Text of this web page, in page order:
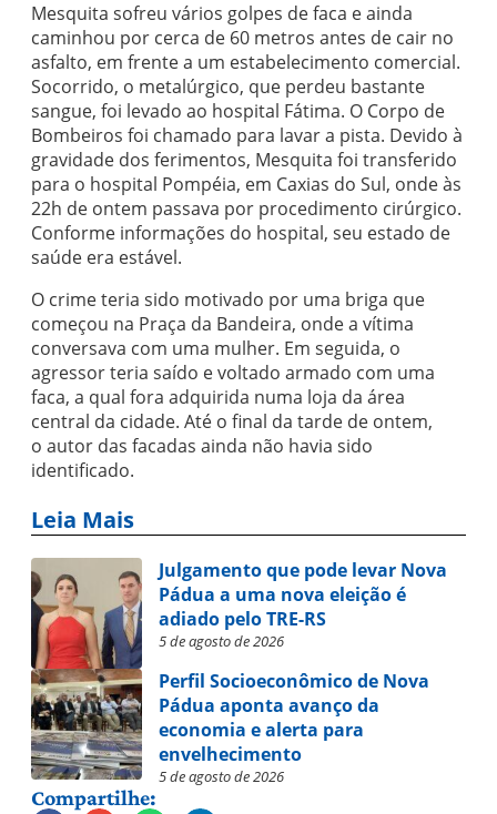
Mesquita sofreu vários golpes de faca e ainda
caminhou por cerca de 60 metros antes de cair no
asfalto, em frente a um estabelecimento comercial.
Socorrido, o metalúrgico, que perdeu bastante
sangue, foi levado ao hospital Fátima. O Corpo de
Bombeiros foi chamado para lavar a pista. Devido à
gravidade dos ferimentos, Mesquita foi transferido
para o hospital Pompéia, em Caxias do Sul, onde às
22h de ontem passava por procedimento cirúrgico.
Conforme informações do hospital, seu estado de
saúde era estável.
O crime teria sido motivado por uma briga que
começou na Praça da Bandeira, onde a vítima
conversava com uma mulher. Em seguida, o
agressor teria saído e voltado armado com uma
faca, a qual fora adquirida numa loja da área
central da cidade. Até o final da tarde de ontem,
o autor das facadas ainda não havia sido
identificado.
Leia Mais
Julgamento que pode levar Nova
Pádua a uma nova eleição é
adiado pelo TRE-RS
5 de agosto de 2026
Perfil Socioeconômico de Nova
Pádua aponta avanço da
economia e alerta para
envelhecimento
5 de agosto de 2026
Compartilhe: